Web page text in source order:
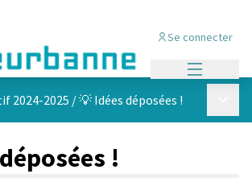
Se connecter
2024-2025 /💡 Idées déposées !
!